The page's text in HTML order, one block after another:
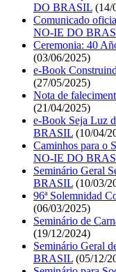
DO BRASIL (14/
Comunicado
NO-IE DO
Ceremonia: 40
(03/06/2025)
e-Book
(27/05/2025)
Nota de
(21/04/2025)
e-Book Seja Luz
BRASIL (10/04/
Caminhos para o
NO-IE DO
Seminário Geral
BRASIL (10/03/
96ª Solemnidad
(06/03/2025)
Seminário de
(19/12/2024)
Seminário Geral
BRASIL (05/12/